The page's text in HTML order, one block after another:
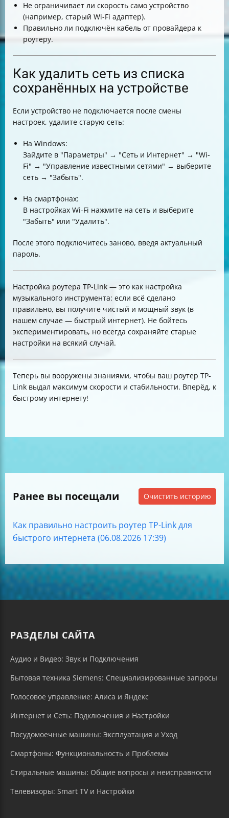
Не ограничивает ли скорость само устройство
(например, старый Wi-Fi адаптер).
Правильно ли подключён кабель от провайдера к
роутеру.
Как удалить сеть из списка
сохранённых на устройстве
Если устройство не подключается после смены
настроек, удалите старую сеть:
На Windows:
Зайдите в "Параметры" → "Сеть и Интернет" → "Wi-
Fi" → "Управление известными сетями" → выберите
сеть → "Забыть".
На смартфонах:
В настройках Wi-Fi нажмите на сеть и выберите
"Забыть" или "Удалить".
После этого подключитесь заново, введя актуальный
пароль.
Настройка роутера TP-Link — это как настройка
музыкального инструмента: если всё сделано
правильно, вы получите чистый и мощный звук (в
нашем случае — быстрый интернет). Не бойтесь
экспериментировать, но всегда сохраняйте старые
настройки на всякий случай.
Теперь вы вооружены знаниями, чтобы ваш роутер TP-
Link выдал максимум скорости и стабильности. Вперёд, к
быстрому интернету!
Ранее вы посещали Очистить историю
Как правильно настроить роутер TP-Link для
быстрого интернета (06.08.2026 17:39)
РАЗДЕЛЫ САЙТА
Аудио и Видео: Звук и Подключения
Бытовая техника Siemens: Специализированные запросы
Голосовое управление: Алиса и Яндекс
Интернет и Сеть: Подключения и Настройки
Посудомоечные машины: Эксплуатация и Уход
Смартфоны: Функциональность и Проблемы
Стиральные машины: Общие вопросы и неисправности
Телевизоры: Smart TV и Настройки